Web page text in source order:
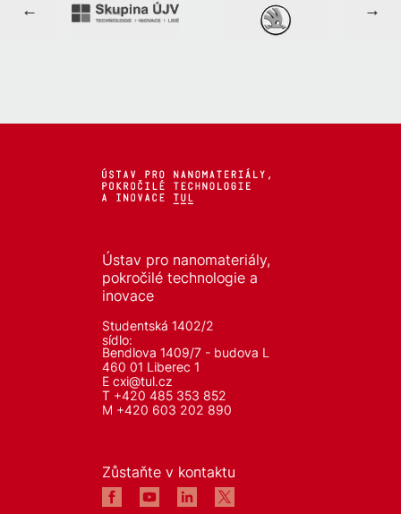
Ústav pro nanomateriály,
pokročilé technologie a
inovace
Studentská 1402/2
sídlo:
Bendlova 1409/7 - budova L
460 01 Liberec 1
E cxi@tul.cz
T +420 485 353 852
M +420 603 202 890
Zůstaňte v kontaktu